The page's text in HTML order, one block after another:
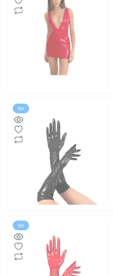
Хіт
Хіт